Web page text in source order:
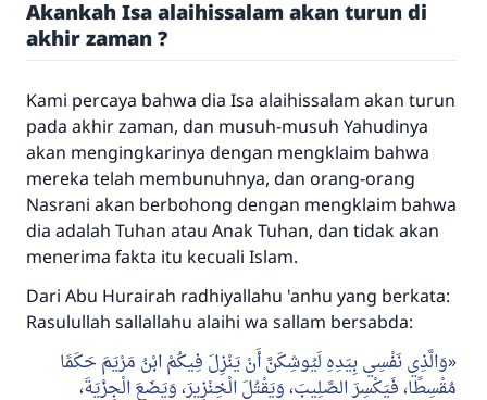
Akankah Isa alaihissalam akan turun di
akhir zaman ?
Kami percaya bahwa dia Isa alaihissalam akan turun
pada akhir zaman, dan musuh-musuh Yahudinya
akan mengingkarinya dengan mengklaim bahwa
mereka telah membunuhnya, dan orang-orang
Nasrani akan berbohong dengan mengklaim bahwa
dia adalah Tuhan atau Anak Tuhan, dan tidak akan
menerima fakta itu kecuali Islam.
Dari Abu Hurairah radhiyallahu 'anhu yang berkata:
Rasulullah sallallahu alaihi wa sallam bersabda:
وَالَّذِي نَفْسِي بِيَدِهِ لَيُوشِكَنَّ أَنْ يَنْزِلَ فِيكُمْ ابْنُ مَرْيَمَ حَكَمًا
مُقْسِطًا، فَيَكْسِرَ الصَّلِيبَ، وَيَقْتُلَ الْخِنْزِيرَ، وَيَضَعَ الْجِزْيَةَ،